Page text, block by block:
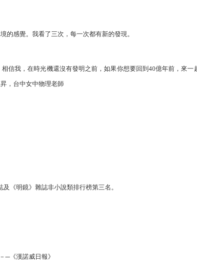
感覺。我看了三次，每一次都有新的發現。
信我，在時光機還沒有發明之前，如果你想要回到40億年前，來一
，台中女中物理老師
《明鏡》雜誌非小說類排行榜第三名。
─《漢諾威日報》